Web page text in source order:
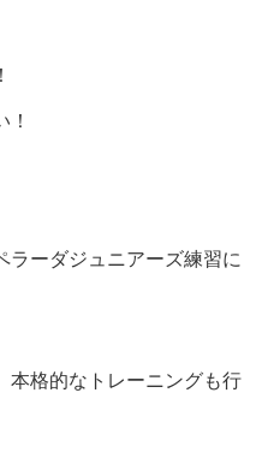
ラーダジュニアーズ練習に
本格的なトレーニングも行